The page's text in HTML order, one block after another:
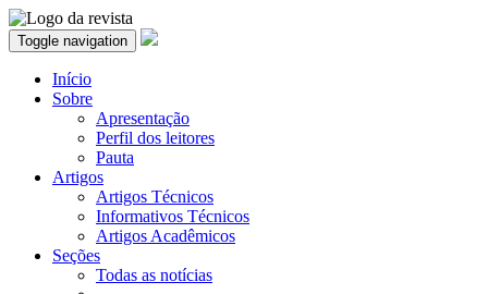
Toggle navigation
Início
Sobre
Apresentação
Perfil dos leitores
Pauta
Artigos
Artigos Técnicos
Informativos Técnicos
Artigos Acadêmicos
Seções
Todas as notícias